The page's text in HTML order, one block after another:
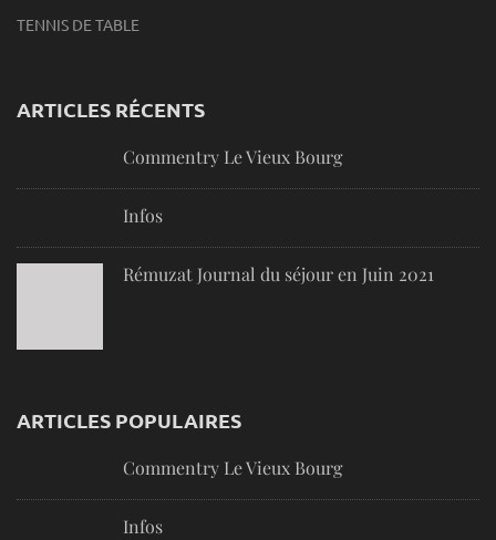
TENNIS DE TABLE
ARTICLES RÉCENTS
Commentry Le Vieux Bourg
Infos
Rémuzat Journal du séjour en Juin 2021
ARTICLES POPULAIRES
Commentry Le Vieux Bourg
Infos